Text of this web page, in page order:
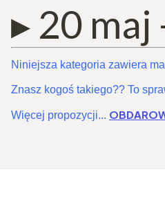
▸ 20 maj
Niniejsza kategoria zawiera
Znasz kogoś takiego?? To
Więcej propozycji...